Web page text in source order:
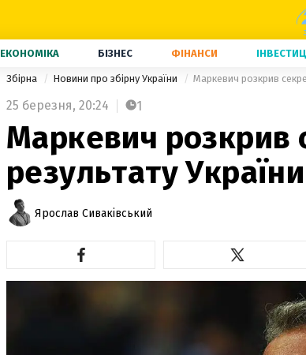
ЕКОНОМІКА БІЗНЕС ФІНАНСИ
Збірна Новини про збірну України Маркевич розкрив
25 березня, 20:24 1
Маркевич розкрив
результату
Ярослав Сиваківський